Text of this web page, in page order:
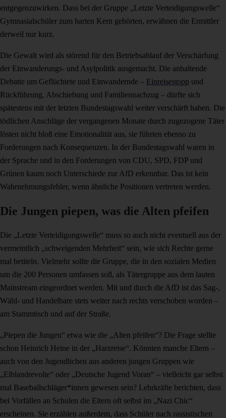
entgegenzuwirken. Dass bei der Gruppe „Letzte Verteidigungswelle“
Gymnasialschüler zum harten Kern gehörten, erwähnen die Ermittler
derweil nur kurz.
Die Gewalt wird als störend für den Betriebsablauf der Verschärfung
der Einwanderungs- und Asylpolitik ausgemacht. Die anhaltende
Debatte um Geflüchtete und Einwandernde – Einreisestopp und
Rückführung, Abschiebung und Familiennachzug – dürfte sich
spätestens mit der letzten Bundestagswahl weiter verschärft haben. Die
tödlichen Anschläge der vergangenen Monate durch zugezogene Täter
lösten nicht bloß eine Emotionalität aus, sie führten ebenso zu
Forderungen nach Konsequenzen. In der Bundestagswahl waren in
der Sprache und in den Forderungen von CDU, SPD, FDP und
Grünen kaum noch Unterschiede zur AfD erkennbar. Das ist kein
Wahrnehmungsfehler, wenn ähnliche Positionen vertreten werden.
Die Jungen piepen, was die Alten pfeifen
Die „Letzte Verteidigungswelle“ muss so auch nicht eventuell aus der
vermeintlich „schweigenden Mehrheit“ sein, wie sich Rechte gerne
mal betiteln. Vielmehr sollte die Gruppe, die in den sozialen Medien
um die 200 Personen umfassen soll, als Tätergruppe aus dem lauten
Mainstream eingeordnet werden. Mit und durch die AfD ist das Sag-,
Wähl- und Handelbare stets weiter nach rechts verschoben worden –
am Stammtisch und auf der Straße.
„Piepen die Jungen“ etwa wie die „Alten pfeifen“? Die Frage stellte
schon Heinrich Heine in der „Harzreise“. Könnten manche Eltern –
auch von den Jugendlichen aus anderen jungen Gruppen wie
„Elblandrevolte“ oder „Deutsche Jugend Voran“ – vielleicht gar selbst
mal Baseballschläger*innen gewesen sein? Lehrkräfte berichten, dass
bei Vorfällen an Schulen die Eltern oft selbst im „Nazi Chic“
erscheinen. Sie erzählen außerdem, dass Schüler nach rassistischen